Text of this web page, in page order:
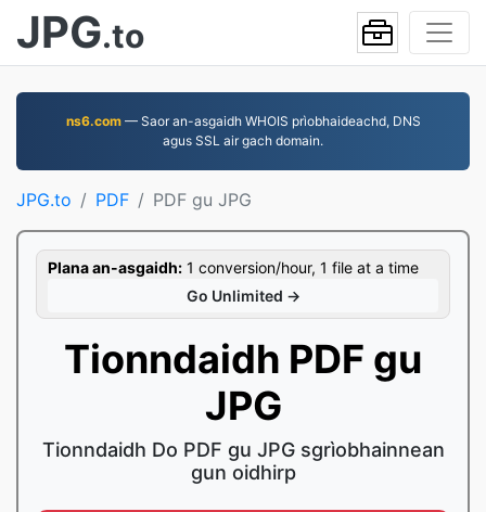
JPG.to
ns6.com— Saor an-asgaidh WHOIS prìobhaideachd, DNS
agus SSL air gach domain.
JPG.to PDF PDF gu JPG
Plana an-asgaidh: 1 conversion/hour, 1 file at a time
Go Unlimited →
Tionndaidh PDF gu
JPG
Tionndaidh Do PDF gu JPG sgrìobhainnean
gun oidhirp